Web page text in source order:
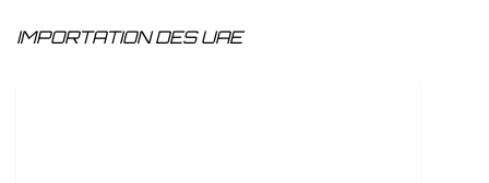
IMPORTATION DES UAE